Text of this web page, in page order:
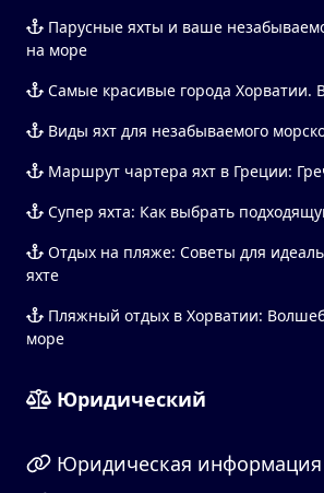
Парусные яхты и ваше
на море
Самые красивые города Хорватии.
Виды яхт для незабываемого
Маршрут чартера яхт в Греции:
Супер яхта: Как выбрать
Отдых на пляже: Советы для
яхте
Пляжный отдых в Хорватии:
море
Юридический
Юридическая информация